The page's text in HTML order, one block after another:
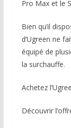
Pro Max et le
Bien qu’il
d’Ugreen ne
équipé de
la surchauffe.
Achetez
Découvrir